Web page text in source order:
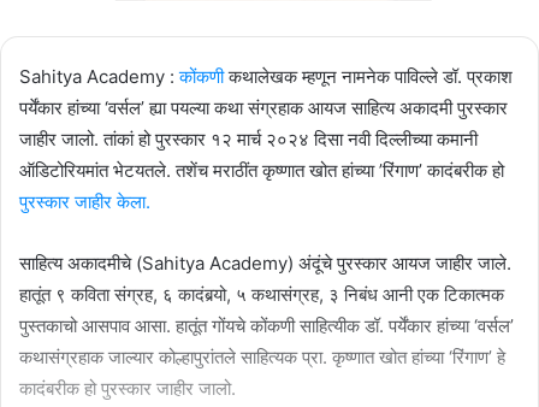
Sahitya Academy :कोंकणीकथालेखक म्हणून नामनेक पाविल्ले डॉ. प्रकाश
पर्येंकार हांच्या ‘वर्सल’ ह्या पयल्या कथा संग्रहाक आयज साहित्य अकादमी पुरस्कार
जाहीर जालो. तांकां हो पुरस्कार १२ मार्च २०२४ दिसा नवी दिल्लीच्या कमानी
ऑडिटोरियमांत भेटयतले. तशेंच मराठींत कृष्णात खोत हांच्या ’रिंगाण’ कादंबरीक हो
पुरस्कार जाहीर केला.
साहित्य अकादमीचे (Sahitya Academy) अंदूंचे पुरस्कार आयज जाहीर जाले.
हातूंत ९ कविता संग्रह, ६ कादंबर्‍यो, ५ कथासंग्रह, ३ निबंध आनी एक टिकात्मक
पुस्तकाचो आसपाव आसा. हातूंत गोंयचे कोंकणी साहित्यीक डॉ. पर्येंकार हांच्या ‘वर्सल’
कथासंग्रहाक जाल्यार कोल्हापुरांतले साहित्यक प्रा. कृष्णात खोत हांच्या ‘रिंगाण’ हे
कादंबरीक हो पुरस्कार जाहीर जालो.